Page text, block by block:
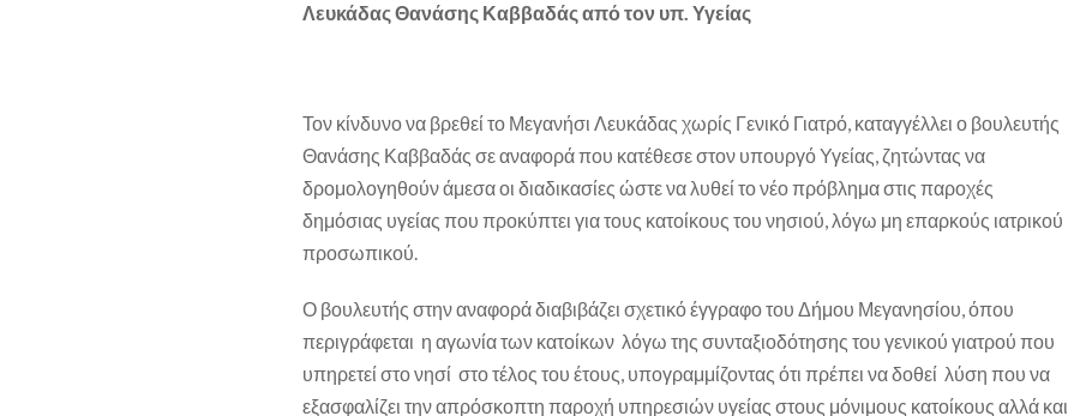
Λευκάδας Θανάσης Καββαδάς από τον υπ. Υγείας
Τον κίνδυνο να βρεθεί το Μεγανήσι Λευκάδας χωρίς Γενικό Γιατρό, καταγγέλλει ο βουλευτής
Θανάσης Καββαδάς σε αναφορά που κατέθεσε στον υπουργό Υγείας, ζητώντας να
δρομολογηθούν άμεσα οι διαδικασίες ώστε να λυθεί το νέο πρόβλημα στις παροχές
δημόσιας υγείας που προκύπτει για τους κατοίκους του νησιού, λόγω μη επαρκούς ιατρικού
προσωπικού.
Ο βουλευτής στην αναφορά διαβιβάζει σχετικό έγγραφο του Δήμου Μεγανησίου, όπου
περιγράφεται η αγωνία των κατοίκων λόγω της συνταξιοδότησης του γενικού γιατρού που
υπηρετεί στο νησί στο τέλος του έτους, υπογραμμίζοντας ότι πρέπει να δοθεί λύση που να
εξασφαλίζει την απρόσκοπτη παροχή υπηρεσιών υγείας στους μόνιμους κατοίκους αλλά και